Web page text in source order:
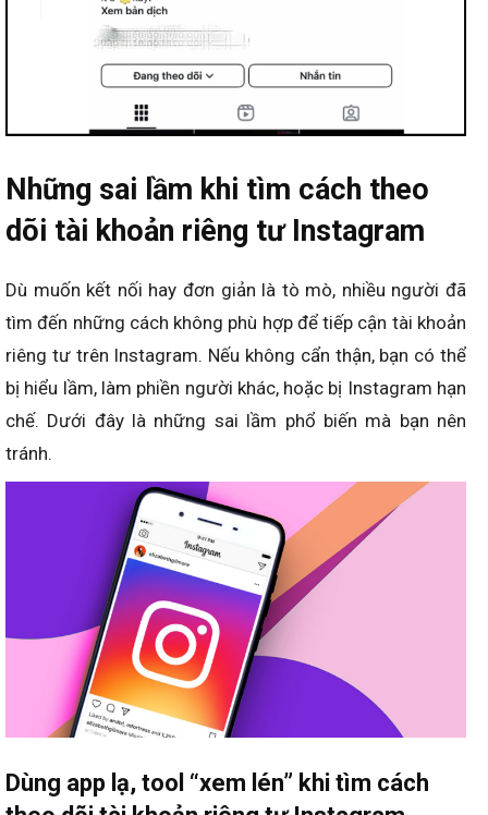
Những sai lầm khi tìm cách theo
dõi tài khoản riêng tư Instagram
Dù muốn kết nối hay đơn giản là tò mò, nhiều người đã
tìm đến những cách không phù hợp để tiếp cận tài khoản
riêng tư trên Instagram. Nếu không cẩn thận, bạn có thể
bị hiểu lầm, làm phiền người khác, hoặc bị Instagram hạn
chế. Dưới đây là những sai lầm phổ biến mà bạn nên
tránh.
Dùng app lạ, tool “xem lén” khi tìm cách